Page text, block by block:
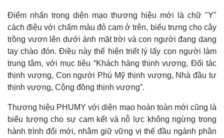
Điểm nhấn trong diện mạo thương hiệu mới là chữ "Y"
cách điệu với chấm màu đỏ cam ở trên, biểu trưng cho cây
trồng vươn lên dưới ánh mặt trời và con người đang dang
tay chào đón. Điều này thể hiện triết lý lấy con người làm
trung tâm, với mục tiêu “Khách hàng thịnh vượng, Đối tác
thịnh vượng, Con người Phú Mỹ thịnh vượng, Nhà đầu tư
thịnh vượng, Cộng đồng thịnh vượng”.
Thương hiệu PHUMY với diện mạo hoàn toàn mới cũng là
biểu tượng cho sự cam kết và nỗ lực không ngừng trong
hành trình đổi mới, nhằm giữ vững vị thế đầu ngành phân